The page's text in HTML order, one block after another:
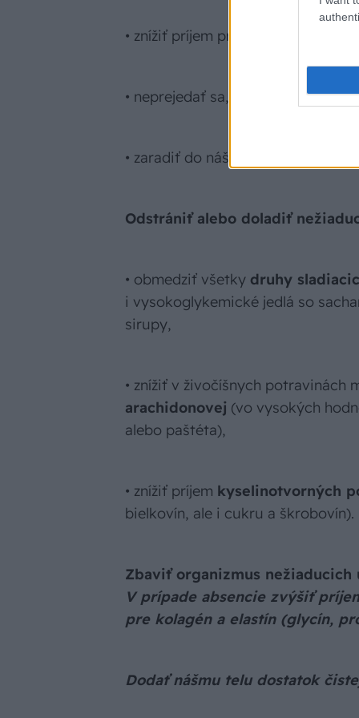
• znížiť príjem priemyselne
• neprejedať sa,
• zaradiť do nášho života
Odstrániť alebo doladiť
• obmedziť všetky druhy
i vysokoglykemické jedlá so
sirupy,
• znížiť v živočíšnych potravinách
arachidonovej (vo vysokých
alebo paštéta),
• znížiť príjem kyselinotvorných
bielkovín, ale i cukru a škrobovín).
Zbaviť organizmus
V prípade absencie zvýšiť
pre kolagén a elastín (glycín,
Dodať nášmu telu dostatok